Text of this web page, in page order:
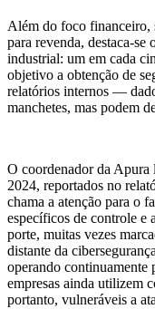
Além do foco financeiro,
para revenda, destaca-
industrial: um em cada
objetivo a obtenção de
relatórios internos —
manchetes, mas podem
O coordenador da Apura
2024, reportados no
chama a atenção para o
específicos de controle e
porte, muitas vezes
distante da
operando continuamente
empresas ainda utilizem
portanto, vulneráveis a